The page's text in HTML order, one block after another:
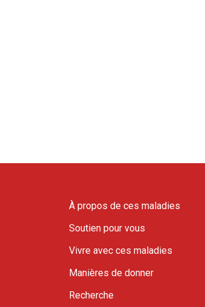
À propos de ces maladies
Soutien pour vous
Vivre avec ces maladies
Manières de donner
Recherche